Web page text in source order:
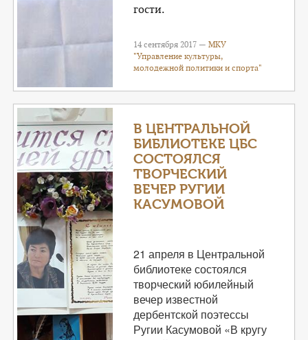
гости.
14 сентября 2017 —МКУ
"Управление культуры,
молодежной политики и спорта"
В ЦЕНТРАЛЬНОЙ
БИБЛИОТЕКЕ ЦБС
СОСТОЯЛСЯ
ТВОРЧЕСКИЙ
ВЕЧЕР РУГИИ
КАСУМОВОЙ
21 апреля в Центральной
библиотеке состоялся
творческий юбилейный
вечер известной
дербентской поэтессы
Ругии Касумовой «В кругу